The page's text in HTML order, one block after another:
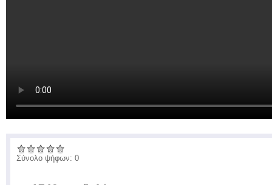
Σύνολο ψήφων: 0